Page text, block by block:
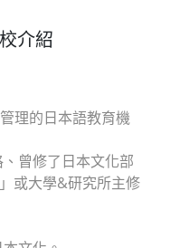
介紹
理的日本語教育機
曾修了日本文化部
或大學&研究所主修